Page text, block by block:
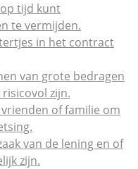
tijd kunt
te vermijden.
in het contract
van grote bedragen
zijn.
of familie om
van de lening en of
zijn.